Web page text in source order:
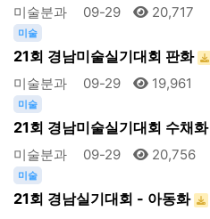
미술분과 09-29 20,717
미술
21회 경남미술실기대회 판화
미술분과 09-29 19,961
미술
21회 경남미술실기대회 수채화
미술분과 09-29 20,756
미술
21회 경남실기대회 - 아동화